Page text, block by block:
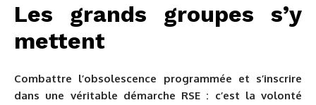
Les grands groupes s’y
mettent
Combattre l’obsolescence programmée et s’inscrire
dans une véritable démarche RSE : c’est la volonté